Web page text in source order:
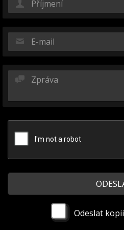
Odeslat